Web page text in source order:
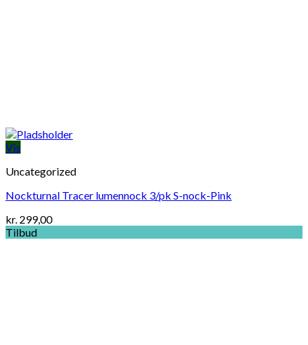
Vis
Uncategorized
Nockturnal Tracer lumennock 3/pk S-nock-Pink
kr. 299,00
Tilbud